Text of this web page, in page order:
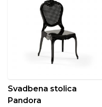
Svadbena stolica
Pandora